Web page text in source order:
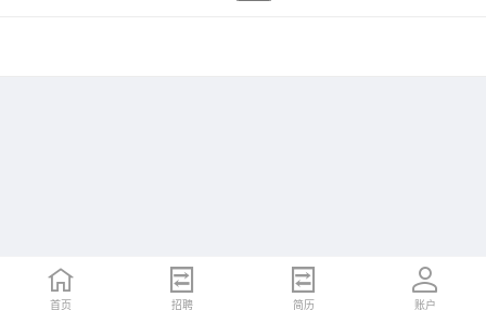
首页 招聘 简历 账户